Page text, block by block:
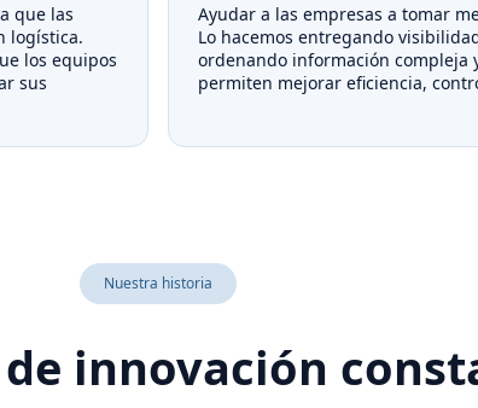
que las
logística.
los equipos
sus
Ayudar a las empresas a tomar
Lo hacemos entregando
ordenando información compleja
permiten mejorar eficiencia,
Nuestra historia
innovación